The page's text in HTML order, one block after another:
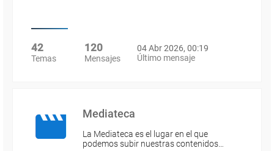
42
Temas
120
Mensajes
04 Abr 2026, 00:19
Último mensaje
Mediateca
La Mediateca es el lugar en el que
podemos subir nuestras contenidos…